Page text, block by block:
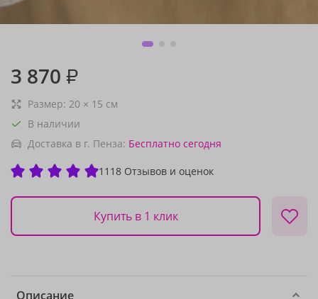
3 870 ₽
Размер: 20 × 15 см
В наличии
Доставка в г. Пенза: Бесплатно сегодня
1118 Отзывов и оценок
Купить в 1 клик
Описание